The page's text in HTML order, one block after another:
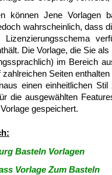
können Jene Vorlagen
wahrscheinlich, dass
Die Vorlage, die Sie
im Bereich
Seiten
einen einheitlichen
die ausgewählten
gespeichert.
Basteln Vorlagen
Vorlage Zum Basteln